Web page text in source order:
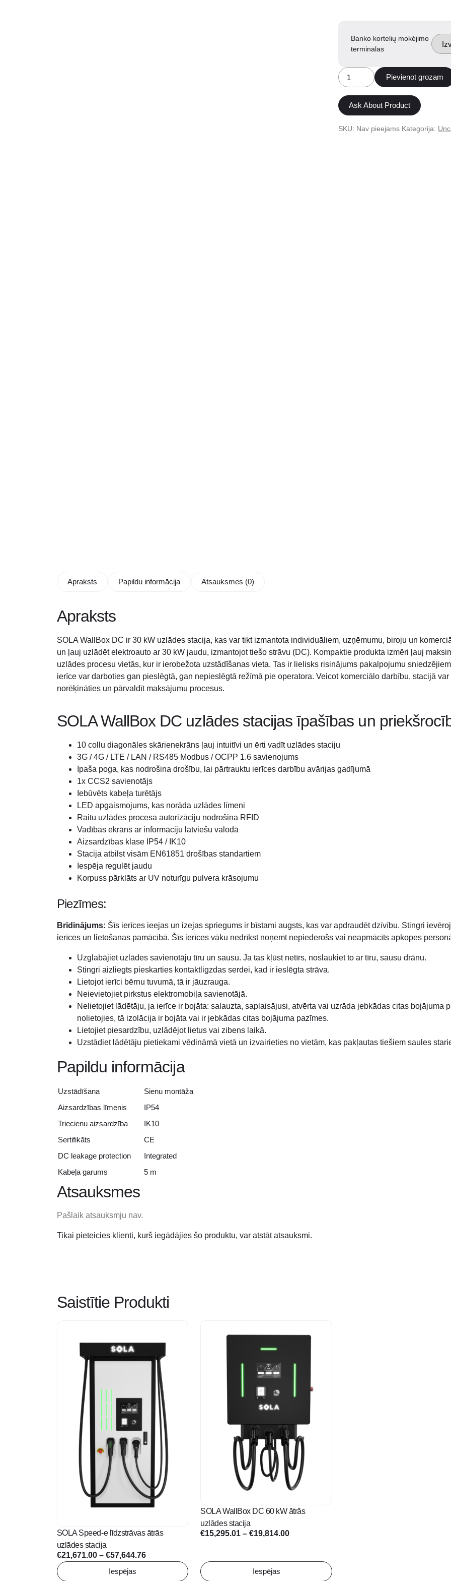
Banko kortelių mokėjimo
terminalas
SOLA
WallBox
DC
30
kW
ātrās
Pievienot grozam
Ask About Product
SKU: Nav pieejams Kategorija:
Apraksts Papildu informācija Atsauksmes (0)
Apraksts
SOLA WallBox DC ir 30 kW uzlādes stacija, kas var tikt izmantota individuāliem, uzņēmumu, biroju un
un ļauj uzlādēt elektroauto ar 30 kW jaudu, izmantojot tiešo strāvu (DC). Kompaktie produkta izmēri ļauj
uzlādes procesu vietās, kur ir ierobežota uzstādīšanas vieta. Tas ir lielisks risinājums pakalpojumu
ierīce var darboties gan pieslēgtā, gan nepieslēgtā režīmā pie operatora. Veicot komerciālo darbību, stacijā
norēķināties un pārvaldīt maksājumu procesus.
SOLA WallBox DC uzlādes stacijas īpašības un
10 collu diagonāles skārienekrāns ļauj intuitīvi un ērti vadīt uzlādes staciju
3G / 4G / LTE / LAN / RS485 Modbus / OCPP 1.6 savienojums
Īpaša poga, kas nodrošina drošību, lai pārtrauktu ierīces darbību avārijas gadījumā
1x CCS2 savienotājs
Iebūvēts kabeļa turētājs
LED apgaismojums, kas norāda uzlādes līmeni
Raitu uzlādes procesa autorizāciju nodrošina RFID
Vadības ekrāns ar informāciju latviešu valodā
Aizsardzības klase IP54 / IK10
Stacija atbilst visām EN61851 drošības standartiem
Iespēja regulēt jaudu
Korpuss pārklāts ar UV noturīgu pulvera krāsojumu
Piezīmes:
Brīdinājums: Šīs ierīces ieejas un izejas spriegums ir bīstami augsts, kas var apdraudēt dzīvību. Stingri
ierīces un lietošanas pamācībā. Šīs ierīces vāku nedrīkst noņemt nepiederošs vai neapmācīts apkopes
Uzglabājiet uzlādes savienotāju tīru un sausu. Ja tas kļūst netīrs, noslaukiet to ar tīru, sausu drānu.
Stingri aizliegts pieskarties kontaktligzdas serdei, kad ir ieslēgta strāva.
Lietojot ierīci bērnu tuvumā, tā ir jāuzrauga.
Neievietojiet pirkstus elektromobiļa savienotājā.
Nelietojiet lādētāju, ja ierīce ir bojāta: salauzta, saplaisājusi, atvērta vai uzrāda jebkādas citas bojājuma
nolietojies, tā izolācija ir bojāta vai ir jebkādas citas bojājuma pazīmes.
Lietojiet piesardzību, uzlādējot lietus vai zibens laikā.
Uzstādiet lādētāju pietiekami vēdināmā vietā un izvairieties no vietām, kas pakļautas tiešiem saules
Papildu informācija
Uzstādīšana
Sienu montāža
Aizsardzības līmenis
IP54
Triecienu aizsardzība
IK10
Sertifikāts
CE
DC leakage protection
Integrated
Kabeļa garums
5 m
Atsauksmes
Pašlaik atsauksmju nav.
Tikai pieteicies klienti, kurš iegādājies šo produktu, var atstāt atsauksmi.
Saistītie Produkti
SOLA Speed-e līdzstrāvas ātrās
uzlādes stacija
€21,671.00 – €57,644.76Price
€21,671.00
Iespējas
multiple
variants.
options
chosen
product
SOLA WallBox DC 60 kW ātrās
uzlādes stacija
€15,295.01 – €19,814.00Price
Iespējas
product
multiple